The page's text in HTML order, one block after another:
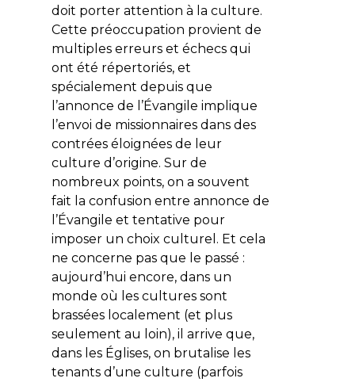
doit porter attention à la culture.
Cette préoccupation provient de
multiples erreurs et échecs qui
ont été répertoriés, et
spécialement depuis que
l’annonce de l’Évangile implique
l’envoi de missionnaires dans des
contrées éloignées de leur
culture d’origine. Sur de
nombreux points, on a souvent
fait la confusion entre annonce de
l’Évangile et tentative pour
imposer un choix culturel. Et cela
ne concerne pas que le passé :
aujourd’hui encore, dans un
monde où les cultures sont
brassées localement (et plus
seulement au loin), il arrive que,
dans les Églises, on brutalise les
tenants d’une culture (parfois